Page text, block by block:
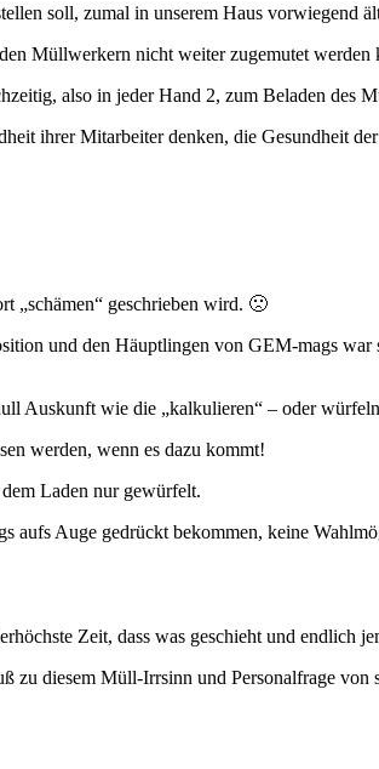
soll, zumal in unserem Haus vorwiegend
Müllwerkern nicht weiter zugemutet werden
also in jeder Hand 2, zum Beladen des
ihrer Mitarbeiter denken, die Gesundheit
„schämen“ geschrieben wird. 🙁
und den Häuptlingen von GEM-mags war
Auskunft wie die „kalkulieren“ – oder
werden, wenn es dazu kommt!
Laden nur gewürfelt.
Auge gedrückt bekommen, keine
Zeit, dass was geschieht und endlich
diesem Müll-Irrsinn und Personalfrage von